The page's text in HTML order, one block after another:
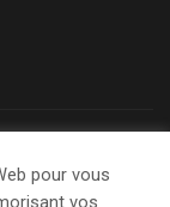
pour vous
vos